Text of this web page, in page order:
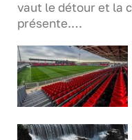
vaut le détour et la
présente.…